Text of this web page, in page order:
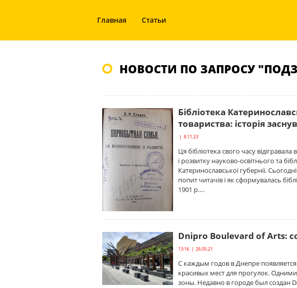
Главная Статьи
НОВОСТИ ПО ЗАПРОСУ
Бібліотека
товариства: історія
| 8.11.23
Ця бібліотека свого часу
і розвитку науково-освітнього та
Катеринославської губернії.
попит читачів і як сформувалась
1901 р….
Dnipro Boulevard of Arts:
13:16 | 26.05.21
С каждым годов в Днепре
красивых мест для прогулок.
зоны. Недавно в городе был создан